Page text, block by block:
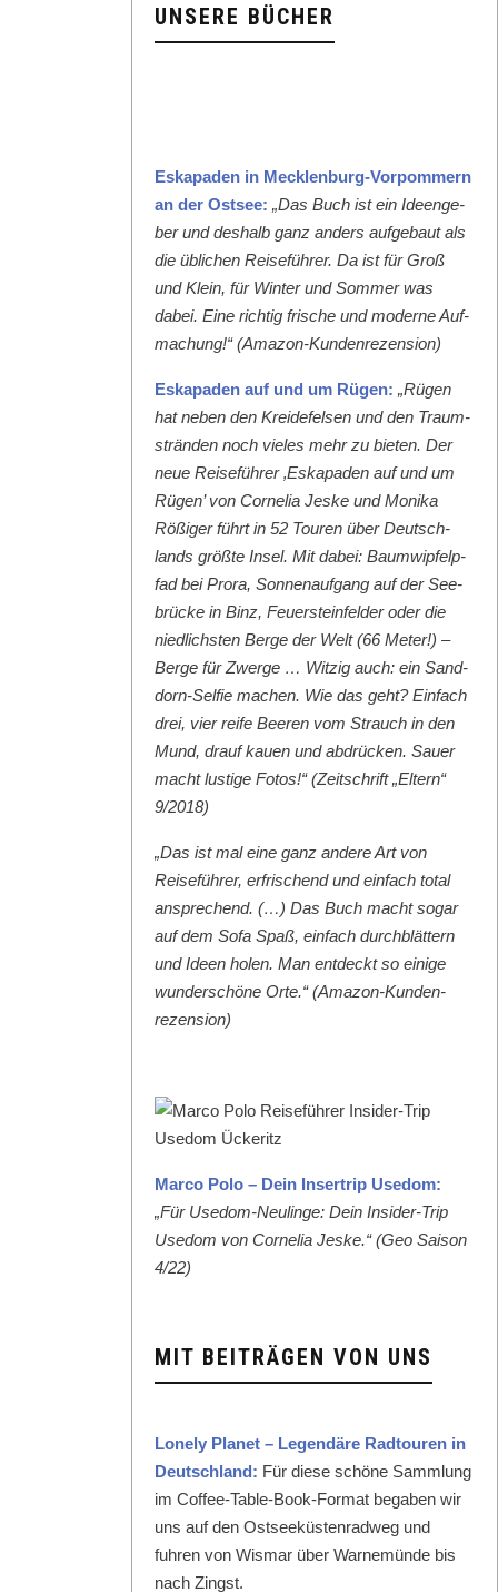
UNSERE BÜCHER
Eska­paden in Meck­len­burg-Vor­pom­mern
an der Ost­see: „Das Buch ist ein Ideenge­
ber und deshalb ganz anders aufge­baut als
die üblichen Reise­führer. Da ist für Groß
und Klein, für Win­ter und Som­mer was
dabei. Eine richtig frische und mod­erne Auf­
machung!“ (Ama­zon-Kun­den­rezen­sion)
Eska­paden auf und um Rügen: „Rügen
hat neben den Krei­de­felsen und den Traum­
strän­den noch vieles mehr zu bieten. Der
neue Reise­führer ‚Eska­paden auf und um
Rügen’ von Cor­nelia Jeske und Moni­ka
Rößiger führt in 52 Touren über Deutsch­
lands größte Insel. Mit dabei: Baumwipfelp­
fad bei Pro­ra, Son­nenauf­gang auf der See­
brücke in Binz, Feuer­ste­in­felder oder die
niedlich­sten Berge der Welt (66 Meter!) –
Berge für Zwerge … Witzig auch: ein Sand­
dorn-Self­ie machen. Wie das geht? Ein­fach
drei, vier reife Beeren vom Strauch in den
Mund, drauf kauen und abdrück­en. Sauer
macht lustige Fotos!“ (Zeitschrift „Eltern“
9/2018)
„Das ist mal eine ganz andere Art von
Reise­führer, erfrischend und ein­fach total
ansprechend. (…) Das Buch macht sog­ar
auf dem Sofa Spaß, ein­fach durch­blät­tern
und Ideen holen. Man ent­deckt so einige
wun­der­schöne Orte.“ (Ama­zon-Kun­den­
rezen­sion)
Mar­co Polo – Dein Inser­trip Use­dom:
„Für Use­dom-Neulinge: Dein Insid­er-Trip
Use­dom von Cor­nelia Jeske.“ (Geo Sai­son
4/22)
MIT BEITRÄGEN VON UNS
Lone­ly Plan­et – Leg­endäre Rad­touren in
Deutsch­land: Für diese schöne Samm­lung
im Cof­fee-Table-Book-For­mat begaben wir
uns auf den Ost­seeküsten­rad­weg und
fuhren von Wis­mar über Warnemünde bis
nach Zingst.